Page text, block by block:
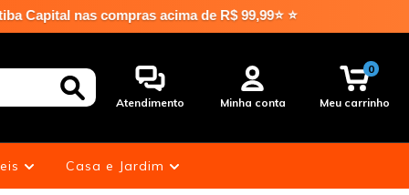
compras acima de R$ 99,99⭐ ⭐
Atendimento Minha conta Meu carrinho
0
Casa e Jardim